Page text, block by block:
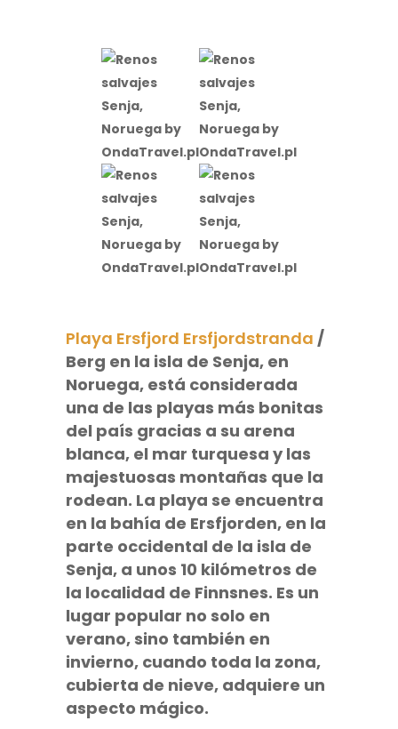
Playa Ersfjord Ersfjordstranda /
Berg en la isla de Senja, en
Noruega, está considerada
una de las playas más bonitas
del país gracias a su arena
blanca, el mar turquesa y las
majestuosas montañas que la
rodean. La playa se encuentra
en la bahía de Ersfjorden, en la
parte occidental de la isla de
Senja, a unos 10 kilómetros de
la localidad de Finnsnes. Es un
lugar popular no solo en
verano, sino también en
invierno, cuando toda la zona,
cubierta de nieve, adquiere un
aspecto mágico.